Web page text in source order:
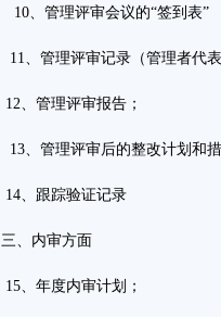
10、管理评审会议的“签到表”
11、管理评审记录（管理者代
12、管理评审报告；
13、管理评审后的整改计划和
14、跟踪验证记录
三、内审方面
15、年度内审计划；